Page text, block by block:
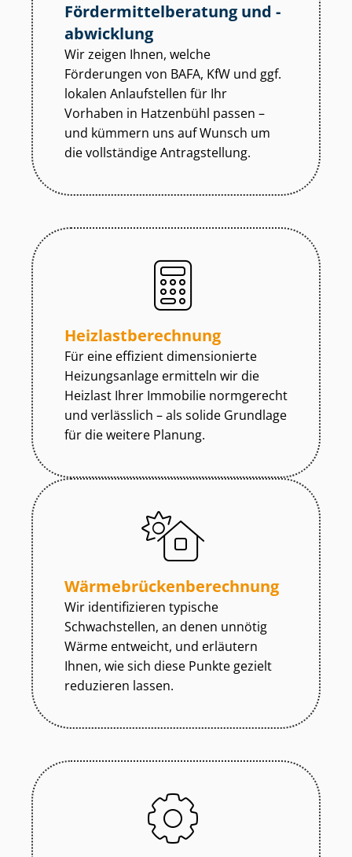
För­der­mit­tel­be­ra­tung und -
abwicklung
Wir zeigen Ihnen, welche
Förderungen von BAFA, KfW und ggf.
lokalen Anlaufstellen für Ihr
Vorhaben in Hatzenbühl passen –
und kümmern uns auf Wunsch um
die vollständige Antragstellung.
Heiz­last­be­rech­nung
Für eine effizient dimensionierte
Heizungsanlage ermitteln wir die
Heizlast Ihrer Immobilie normgerecht
und verlässlich – als solide Grundlage
für die weitere Planung.
Wär­me­brü­cken­be­rech­nung
Wir identifizieren typische
Schwachstellen, an denen unnötig
Wärme entweicht, und erläutern
Ihnen, wie sich diese Punkte gezielt
reduzieren lassen.